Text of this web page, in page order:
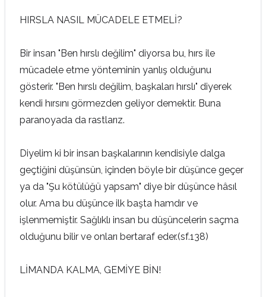
HIRSLA NASIL MÜCADELE ETMELİ?
Bir insan "Ben hırslı değilim" diyorsa bu, hırs ile
mücadele etme yönteminin yanlış olduğunu
gösterir. "Ben hırslı değilim, başkaları hırslı" diyerek
kendi hırsını görmezden geliyor demektir. Buna
paranoyada da rastlarız.
Diyelim ki bir insan başkalarının kendisiyle dalga
geçtiğini düşünsün, içinden böyle bir düşünce geçer
ya da "Şu kötülüğü yapsam" diye bir düşünce hâsıl
olur. Ama bu düşünce ilk başta hamdır ve
işlenmemiştir. Sağlıklı insan bu düşüncelerin saçma
olduğunu bilir ve onları bertaraf eder.(sf.138)
LİMANDA KALMA, GEMİYE BİN!